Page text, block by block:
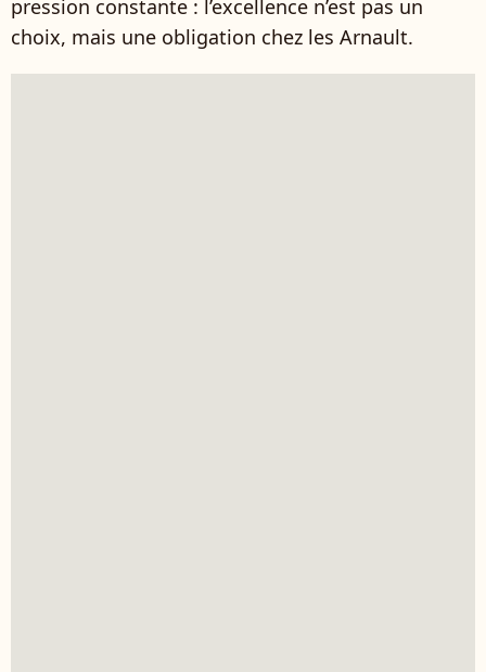
pression constante : l’excellence n’est pas un
choix, mais une obligation chez les Arnault.